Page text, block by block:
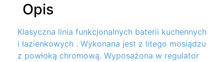
Opis
Klasyczna linia funkcjonalnych baterii kuchennych
i łazienkowych . Wykonana jest z litego mosiądzu
z powłoką chromową. Wyposażona w regulator